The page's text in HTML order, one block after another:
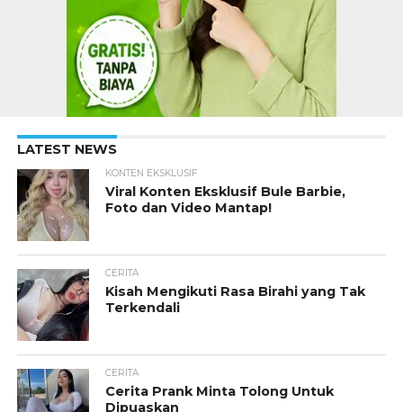
LATEST NEWS
KONTEN EKSKLUSIF
Viral Konten Eksklusif Bule Barbie,
Foto dan Video Mantap!
CERITA
Kisah Mengikuti Rasa Birahi yang Tak
Terkendali
CERITA
Cerita Prank Minta Tolong Untuk
Dipuaskan